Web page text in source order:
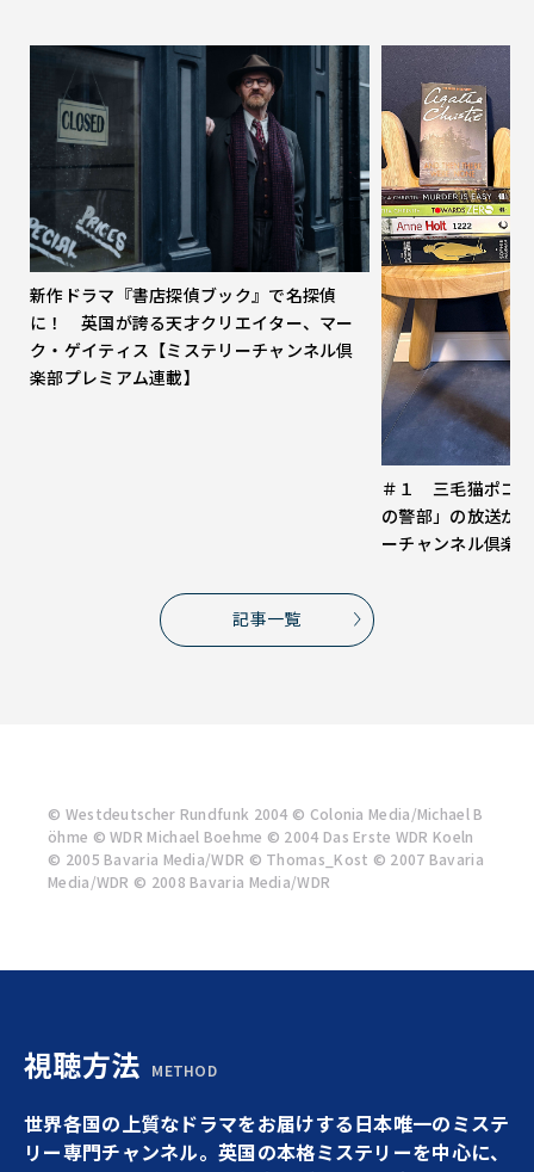
新作ドラマ『書店探偵ブック』で名探偵
に！ 英国が誇る天才クリエイター、マー
ク・ゲイティス【ミステリーチャンネル倶
楽部プレミアム連載】
＃１ 三毛猫ポコ
の警部」の放送が
ーチャンネル倶楽
記事一覧
© Westdeutscher Rundfunk 2004 © Colonia Media/Michael B
öhme © WDR Michael Boehme © 2004 Das Erste WDR Koeln
© 2005 Bavaria Media/WDR © Thomas_Kost © 2007 Bavaria
Media/WDR © 2008 Bavaria Media/WDR
視聴方法 METHOD
世界各国の上質なドラマをお届けする日本唯一のミステ
リー専門チャンネル。英国の本格ミステリーを中心に、